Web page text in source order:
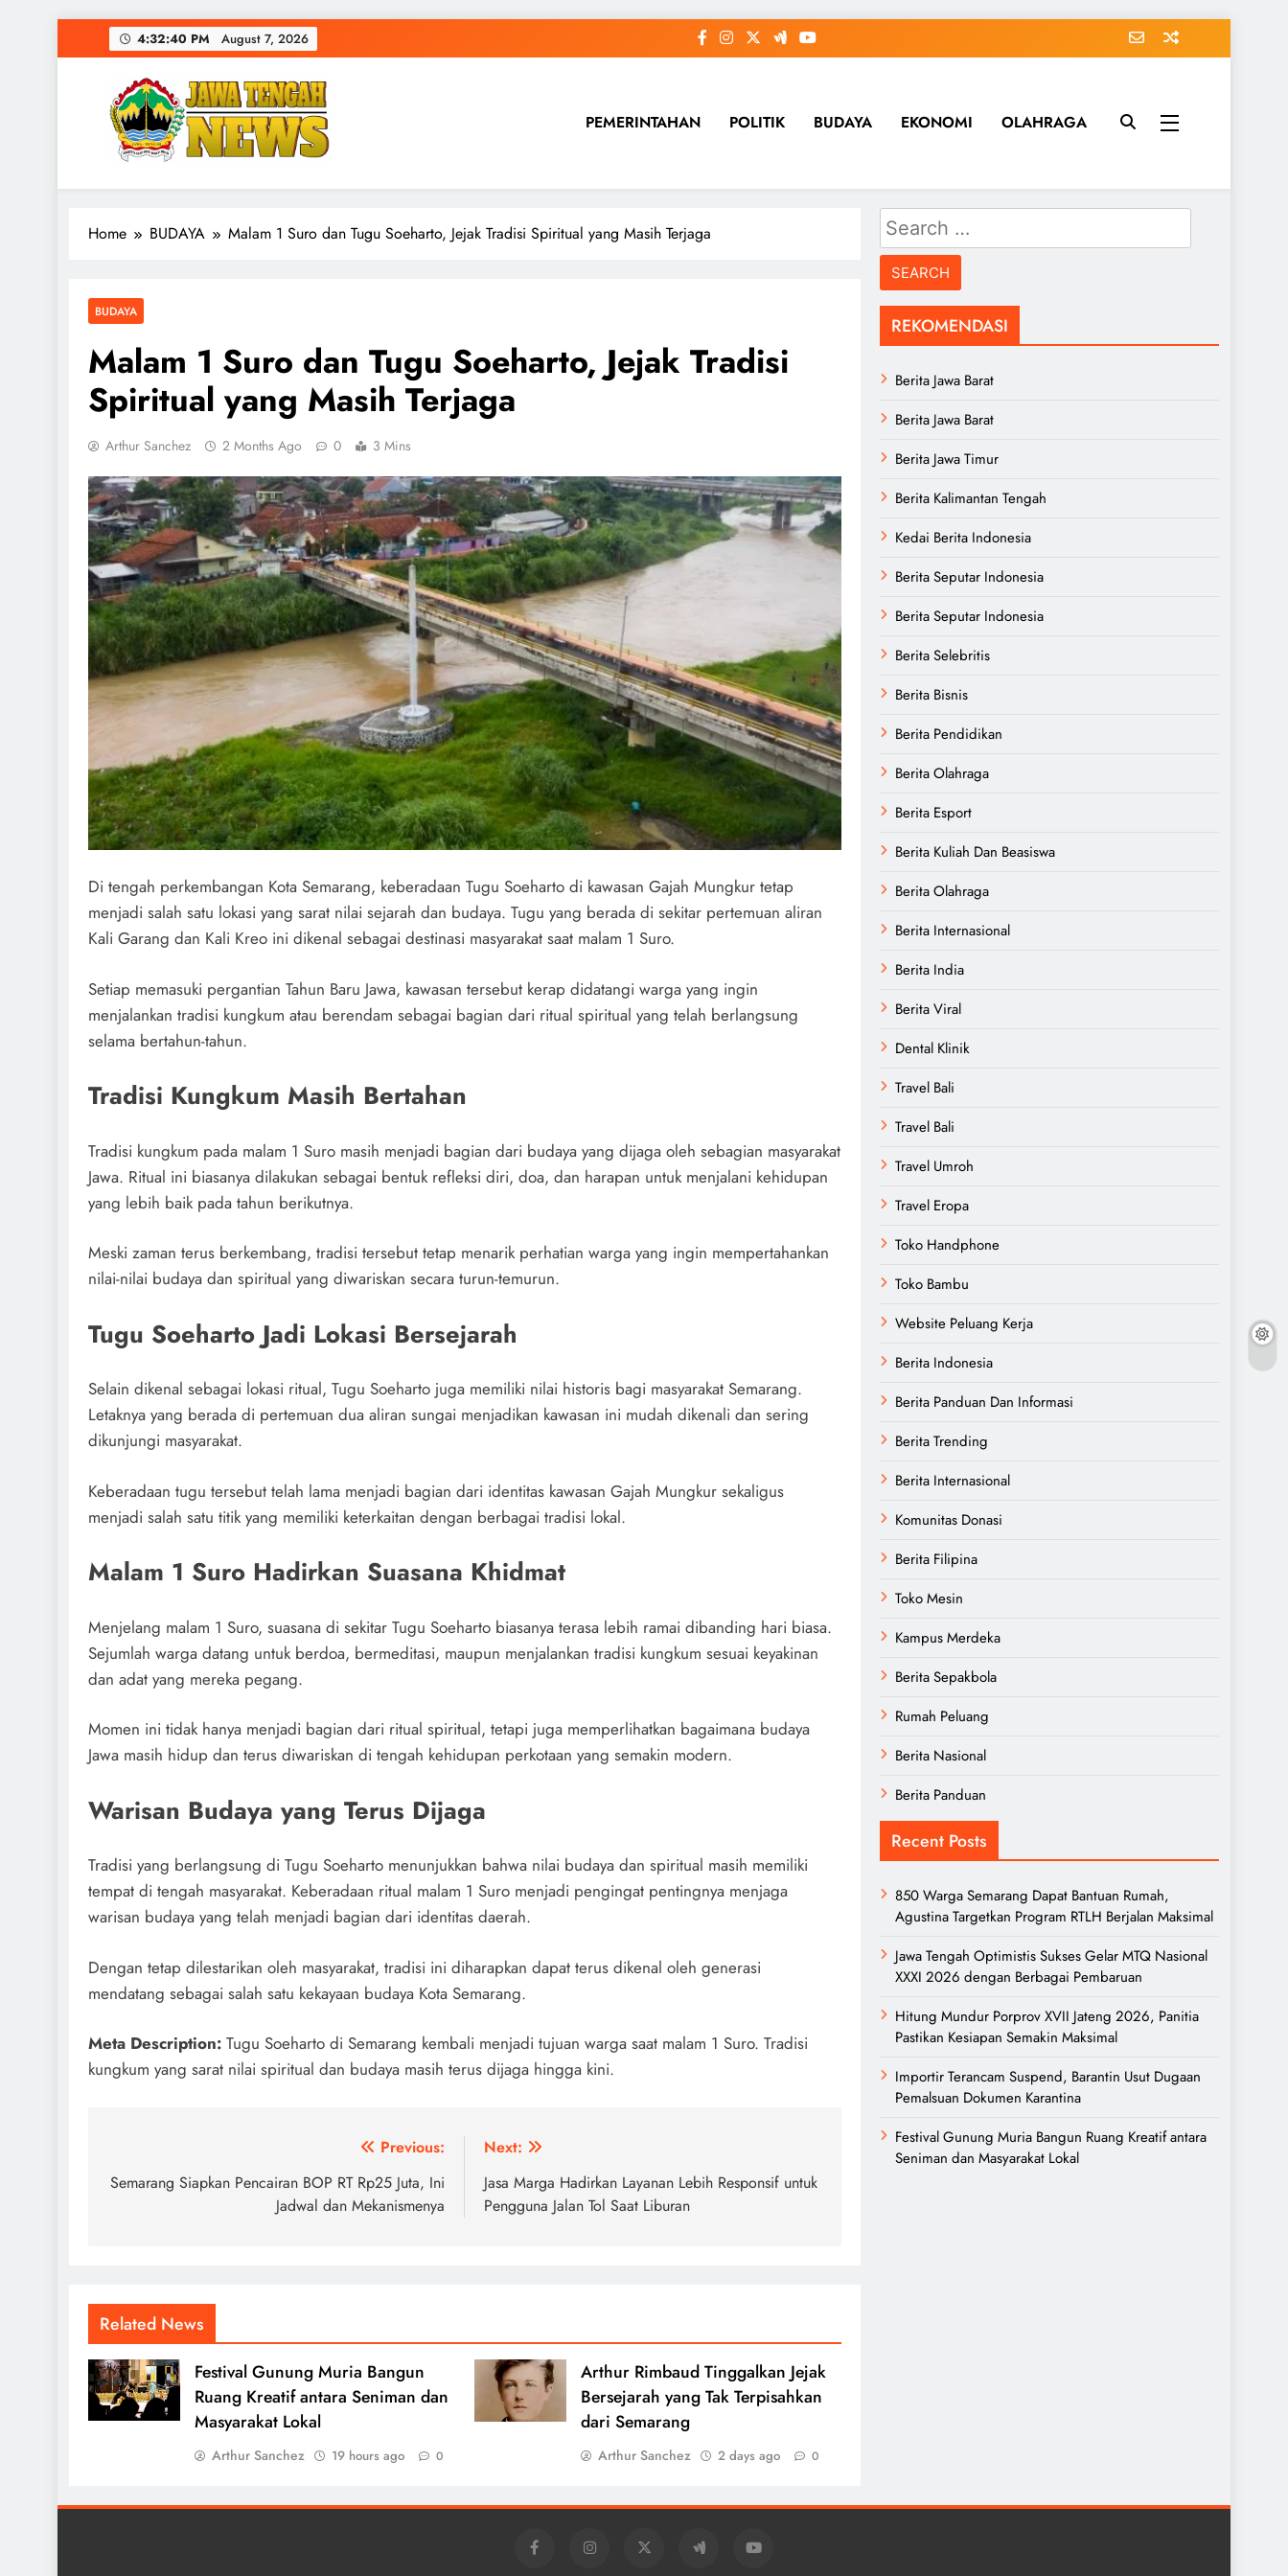
to
4:32:41 PM August 7, 2026
PEMERINTAHAN POLITIK BUDAYA EKONOMI OLAHRAGA
Home BUDAYA Malam 1 Suro dan Tugu Soeharto, Jejak Tradisi Spiritual yang Masih Terjaga
BUDAYA
Malam 1 Suro dan Tugu Soeharto, Jejak Tradisi
Spiritual yang Masih Terjaga
Arthur Sanchez 2 Months Ago 0 3 Mins
Di tengah perkembangan Kota Semarang, keberadaan Tugu Soeharto di kawasan Gajah Mungkur tetap
menjadi salah satu lokasi yang sarat nilai sejarah dan budaya. Tugu yang berada di sekitar pertemuan aliran
Kali Garang dan Kali Kreo ini dikenal sebagai destinasi masyarakat saat malam 1 Suro.
Setiap memasuki pergantian Tahun Baru Jawa, kawasan tersebut kerap didatangi warga yang ingin
menjalankan tradisi kungkum atau berendam sebagai bagian dari ritual spiritual yang telah berlangsung
selama bertahun-tahun.
Tradisi Kungkum Masih Bertahan
Tradisi kungkum pada malam 1 Suro masih menjadi bagian dari budaya yang dijaga oleh sebagian masyarakat
Jawa. Ritual ini biasanya dilakukan sebagai bentuk refleksi diri, doa, dan harapan untuk menjalani kehidupan
yang lebih baik pada tahun berikutnya.
Meski zaman terus berkembang, tradisi tersebut tetap menarik perhatian warga yang ingin mempertahankan
nilai-nilai budaya dan spiritual yang diwariskan secara turun-temurun.
Tugu Soeharto Jadi Lokasi Bersejarah
Selain dikenal sebagai lokasi ritual, Tugu Soeharto juga memiliki nilai historis bagi masyarakat Semarang.
Letaknya yang berada di pertemuan dua aliran sungai menjadikan kawasan ini mudah dikenali dan sering
dikunjungi masyarakat.
Keberadaan tugu tersebut telah lama menjadi bagian dari identitas kawasan Gajah Mungkur sekaligus
menjadi salah satu titik yang memiliki keterkaitan dengan berbagai tradisi lokal.
Malam 1 Suro Hadirkan Suasana Khidmat
Menjelang malam 1 Suro, suasana di sekitar Tugu Soeharto biasanya terasa lebih ramai dibanding hari biasa.
Sejumlah warga datang untuk berdoa, bermeditasi, maupun menjalankan tradisi kungkum sesuai keyakinan
dan adat yang mereka pegang.
Momen ini tidak hanya menjadi bagian dari ritual spiritual, tetapi juga memperlihatkan bagaimana budaya
Jawa masih hidup dan terus diwariskan di tengah kehidupan perkotaan yang semakin modern.
Warisan Budaya yang Terus Dijaga
Tradisi yang berlangsung di Tugu Soeharto menunjukkan bahwa nilai budaya dan spiritual masih memiliki
tempat di tengah masyarakat. Keberadaan ritual malam 1 Suro menjadi pengingat pentingnya menjaga
warisan budaya yang telah menjadi bagian dari identitas daerah.
Dengan tetap dilestarikan oleh masyarakat, tradisi ini diharapkan dapat terus dikenal oleh generasi
mendatang sebagai salah satu kekayaan budaya Kota Semarang.
Meta Description: Tugu Soeharto di Semarang kembali menjadi tujuan warga saat malam 1 Suro. Tradisi
kungkum yang sarat nilai spiritual dan budaya masih terus dijaga hingga kini.
navigation
Previous:
Semarang Siapkan Pencairan BOP RT Rp25 Juta, Ini
Jadwal dan Mekanismenya
Next:
Jasa Marga Hadirkan Layanan Lebih Responsif untuk
Pengguna Jalan Tol Saat Liburan
Related News
Festival Gunung Muria Bangun
Ruang Kreatif antara Seniman dan
Masyarakat Lokal
Arthur Sanchez 19 hours ago 0
Arthur Rimbaud Tinggalkan Jejak
Bersejarah yang Tak Terpisahkan
dari Semarang
Arthur Sanchez 2 days ago 0
Search
for:
REKOMENDASI
Berita Jawa Barat
Berita Jawa Barat
Berita Jawa Timur
Berita Kalimantan Tengah
Kedai Berita Indonesia
Berita Seputar Indonesia
Berita Seputar Indonesia
Berita Selebritis
Berita Bisnis
Berita Pendidikan
Berita Olahraga
Berita Esport
Berita Kuliah Dan Beasiswa
Berita Olahraga
Berita Internasional
Berita India
Berita Viral
Dental Klinik
Travel Bali
Travel Bali
Travel Umroh
Travel Eropa
Toko Handphone
Toko Bambu
Website Peluang Kerja
Berita Indonesia
Berita Panduan Dan Informasi
Berita Trending
Berita Internasional
Komunitas Donasi
Berita Filipina
Toko Mesin
Kampus Merdeka
Berita Sepakbola
Rumah Peluang
Berita Nasional
Berita Panduan
Recent Posts
850 Warga Semarang Dapat Bantuan Rumah,
Agustina Targetkan Program RTLH Berjalan Maksimal
Jawa Tengah Optimistis Sukses Gelar MTQ Nasional
XXXI 2026 dengan Berbagai Pembaruan
Hitung Mundur Porprov XVII Jateng 2026, Panitia
Pastikan Kesiapan Semakin Maksimal
Importir Terancam Suspend, Barantin Usut Dugaan
Pemalsuan Dokumen Karantina
Festival Gunung Muria Bangun Ruang Kreatif antara
Seniman dan Masyarakat Lokal